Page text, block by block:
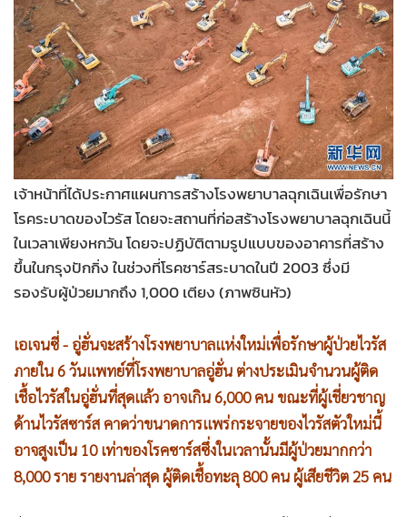
• Infographic
• การเมือง
• ท่องเที่ยว
• กีฬา
• ต่างประเทศ
• Special Scoop
• เศรษฐกิจ-ธุรกิจ
• จีน
•
ชุมชน-คุณภาพชีวิต
อาชญากรรม
• เกม
• วิทยาศาสตร์
• SMEs
• หุ้น
• อินโดจีน
• กองทุนรวม
เจ้าหน้าที่ได้ประกาศแผนการสร้างโรงพยาบาลฉุกเฉินเพื่อรักษา
โรคระบาดของไวรัส โดยจะสถานที่ก่อสร้างโรงพยาบาลฉุกเฉินนี้
ในเวลาเพียงหกวัน โดยจะปฏิบัติตามรูปแบบของอาคารที่สร้าง
ขึ้นในกรุงปักกิ่ง ในช่วงที่โรคซาร์สระบาดในปี 2003 ซึ่งมี
รองรับผู้ป่วยมากถึง 1,000 เตียง (ภาพซินหัว)
เอเจนซี่ - อู่ฮั่นจะสร้างโรงพยาบาลแห่งใหม่เพื่อรักษาผู้ป่วยไวรัส
ภายใน 6 วันแพทย์ที่โรงพยาบาลอู่ฮั่น ต่างประเมินจำนวนผู้ติด
เชื้อไวรัสในอู่ฮั่นที่สุดแล้ว อาจเกิน 6,000 คน ขณะที่ผู้เชี่ยวชาญ
ด้านไวรัสซาร์ส คาดว่าขนาดการแพร่กระจายของไวรัสตัวใหม่นี้
อาจสูงเป็น 10 เท่าของโรคซาร์สซึ่งในเวลานั้นมีผู้ป่วยมากกว่า
8,000 ราย รายงานล่าสุด ผู้ติดเชื้อทะลุ 800 คน ผู้เสียชีวิต 25 คน